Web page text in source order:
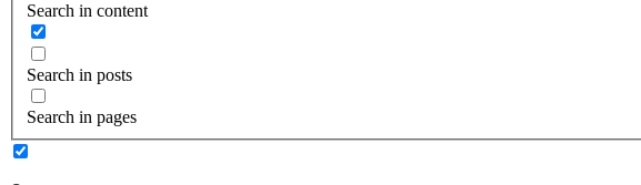
Search in content
Search in posts
Search in pages